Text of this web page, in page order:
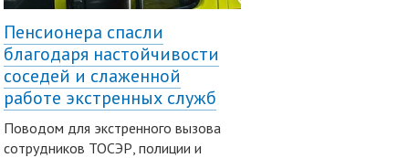
Пенсионера спасли
благодаря настойчивости
соседей и слаженной
работе экстренных служб
Поводом для экстренного вызова
сотрудников ТОСЭР, полиции и